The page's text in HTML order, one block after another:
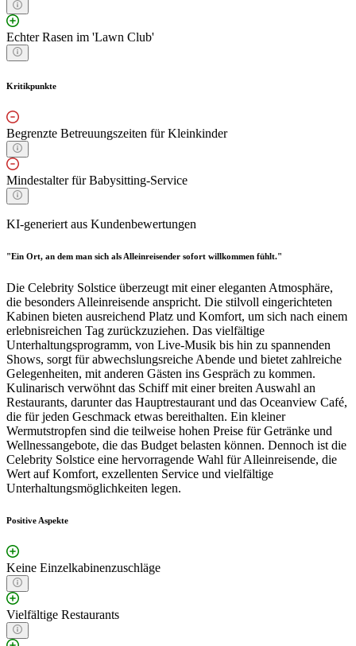
Echter Rasen im 'Lawn Club'
Kritikpunkte
Begrenzte Betreuungszeiten für Kleinkinder
Mindestalter für Babysitting-Service
KI-generiert aus Kundenbewertungen
"Ein Ort, an dem man sich als Alleinreisender sofort willkommen fühlt."
Die Celebrity Solstice überzeugt mit einer eleganten Atmosphäre,
die besonders Alleinreisende anspricht. Die stilvoll eingerichteten
Kabinen bieten ausreichend Platz und Komfort, um sich nach einem
erlebnisreichen Tag zurückzuziehen. Das vielfältige
Unterhaltungsprogramm, von Live-Musik bis hin zu spannenden
Shows, sorgt für abwechslungsreiche Abende und bietet zahlreiche
Gelegenheiten, mit anderen Gästen ins Gespräch zu kommen.
Kulinarisch verwöhnt das Schiff mit einer breiten Auswahl an
Restaurants, darunter das Hauptrestaurant und das Oceanview Café,
die für jeden Geschmack etwas bereithalten. Ein kleiner
Wermutstropfen sind die teilweise hohen Preise für Getränke und
Wellnessangebote, die das Budget belasten können. Dennoch ist die
Celebrity Solstice eine hervorragende Wahl für Alleinreisende, die
Wert auf Komfort, exzellenten Service und vielfältige
Unterhaltungsmöglichkeiten legen.
Positive Aspekte
Keine Einzelkabinenzuschläge
Vielfältige Restaurants